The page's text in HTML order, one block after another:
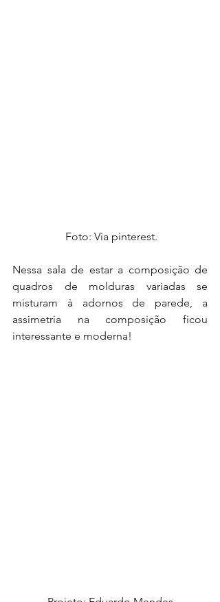
Foto: Via pinterest.
Nessa sala de estar a composição de
quadros de molduras variadas se
misturam à adornos de parede, a
assimetria na composição ficou
interessante e moderna!